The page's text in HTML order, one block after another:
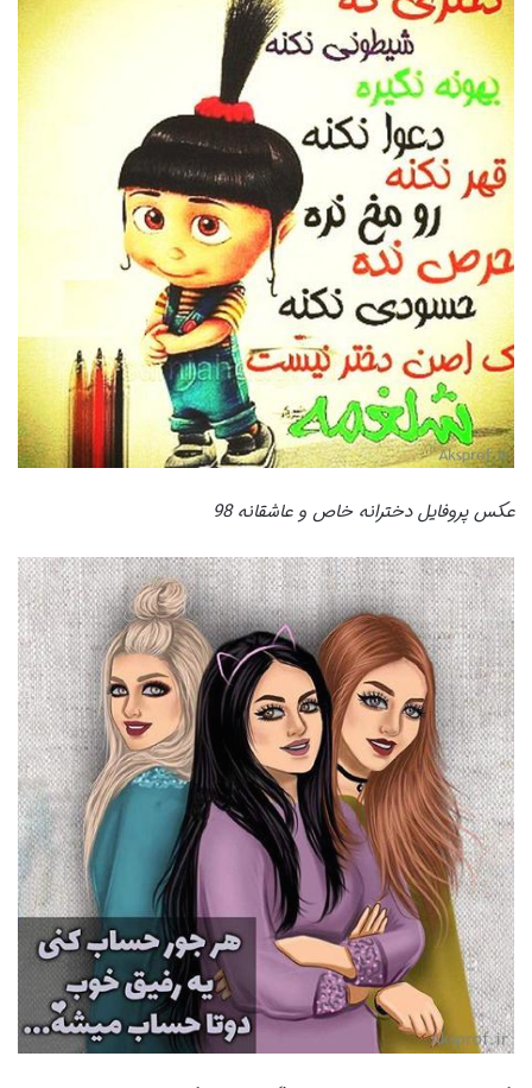
عکس پروفایل دخترانه خاص و عاشقانه 98